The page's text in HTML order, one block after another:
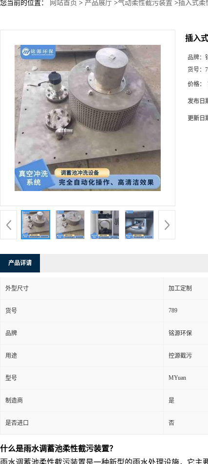
您当前的位置： 网站首页 > 产品展厅 >气动柔性截污装置 >插入式柔
插入
品牌：
货号：
价格：
发布日
更新日
产品详请
外型尺寸 加工定制
货号 789
品牌 铭源环保
用途 控源截污
型号 MYuan
制造商 是
是否进口 否
什么是雨水调蓄池柔性截污装置？
雨水调蓄池柔性截污装置是一种新型的雨水处理设施，它